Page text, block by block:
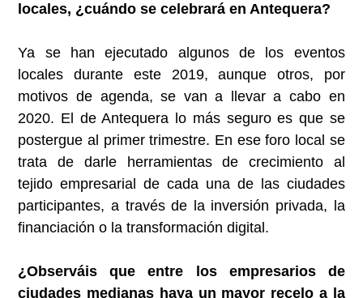
locales, ¿cuándo se celebrará en Antequera?
Ya se han ejecutado algunos de los eventos
locales durante este 2019, aunque otros, por
motivos de agenda, se van a llevar a cabo en
2020. El de Antequera lo más seguro es que se
postergue al primer trimestre. En ese foro local se
trata de darle herramientas de crecimiento al
tejido empresarial de cada una de las ciudades
participantes, a través de la inversión privada, la
financiación o la transformación digital.
¿Observáis que entre los empresarios de
ciudades medianas haya un mayor recelo a la